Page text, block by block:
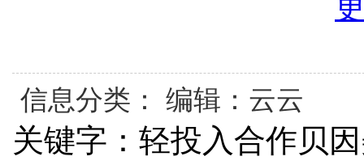
信息分类： 编辑：云云
关键字：轻投入合作贝